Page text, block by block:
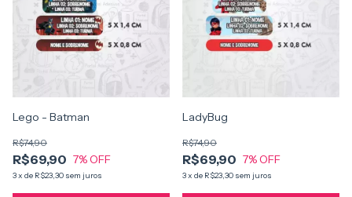
Lego - Batman
R$69,90
R$74,90
7% OFF
3x de R$23,30 sem juros
LadyBug
R$69,90
R$74,90
7% OFF
3x de R$23,30 sem juros